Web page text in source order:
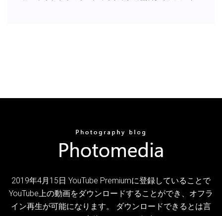
2019年4月15日 YouTube Premiumに登録していることで
YouTube上の動画をダウンロードすることができ、オフラ
イン再生が可能になります。 ダウンロードできるとは言